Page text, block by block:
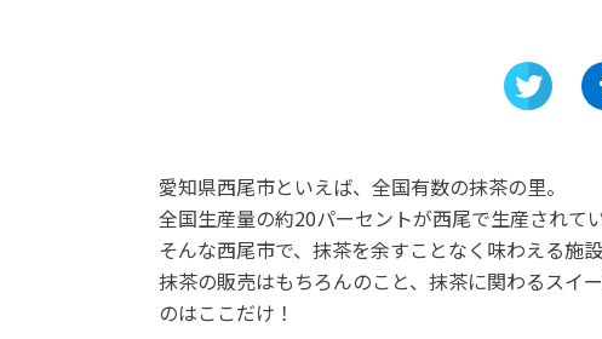
愛知県西尾市といえば、全国有数の抹茶の里。
全国生産量の約20パーセントが西尾で生産されて
そんな西尾市で、抹茶を余すことなく味わえる施
抹茶の販売はもちろんのこと、抹茶に関わるスイ
のはここだけ！